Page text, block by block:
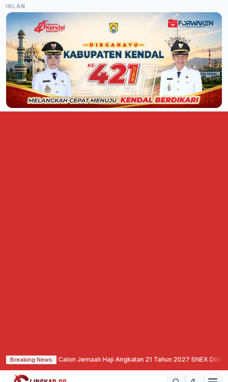
IKLAN
Breaking NewsCalon Jemaah Haji Angkatan 21 Tahun 2027·SNEX Dilantik, Siap